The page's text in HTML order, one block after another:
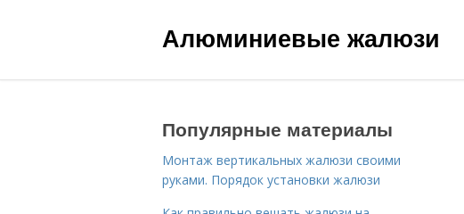
Алюминиевые жалюзи
Популярные материалы
Монтаж вертикальных жалюзи своими
руками. Порядок установки жалюзи